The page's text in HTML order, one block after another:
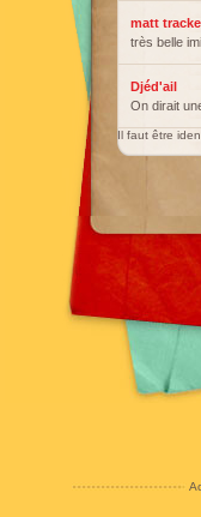
matt
très belle
Djéd'ail
On dirait
Il faut être